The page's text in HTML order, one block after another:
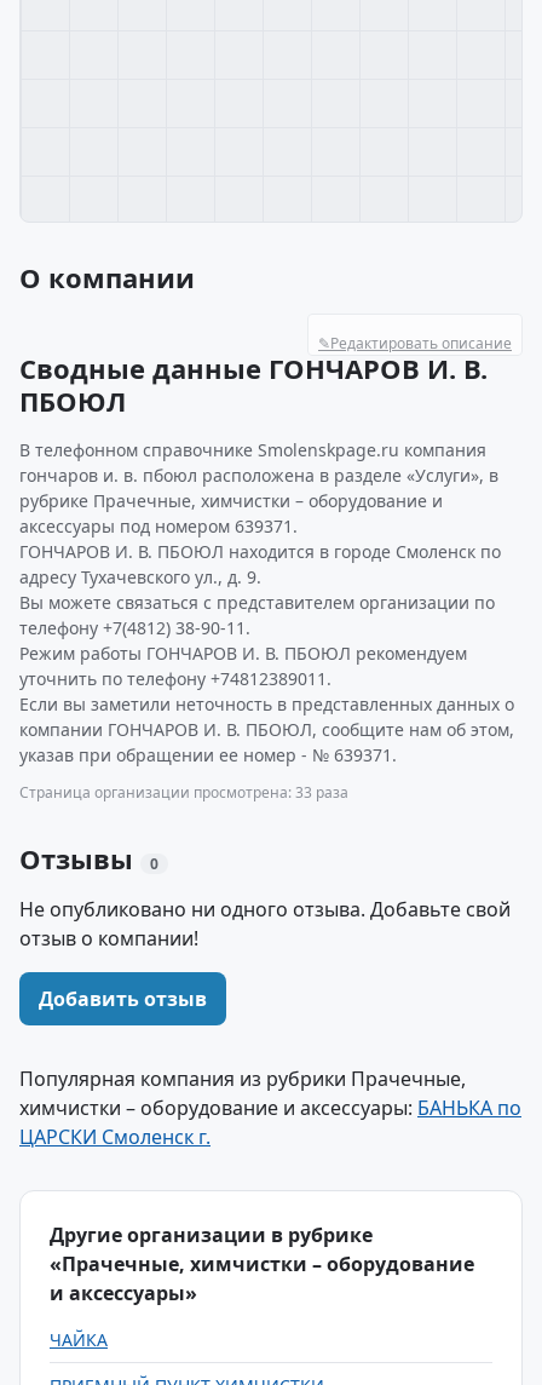
О компании
✎Редактировать описание
Сводные данные ГОНЧАРОВ И. В.
ПБОЮЛ
В телефонном справочнике Smolenskpage.ru компания
гончаров и. в. пбоюл расположена в разделе «Услуги», в
рубрике Прачечные, химчистки – оборудование и
аксессуары под номером 639371.
ГОНЧАРОВ И. В. ПБОЮЛ находится в городе Смоленск по
адресу Тухачевского ул., д. 9.
Вы можете связаться с представителем организации по
телефону +7(4812) 38-90-11.
Режим работы ГОНЧАРОВ И. В. ПБОЮЛ рекомендуем
уточнить по телефону +74812389011.
Если вы заметили неточность в представленных данных о
компании ГОНЧАРОВ И. В. ПБОЮЛ, сообщите нам об этом,
указав при обращении ее номер - № 639371.
Страница организации просмотрена: 33 раза
Отзывы 0
Не опубликовано ни одного отзыва. Добавьте свой
отзыв о компании!
Добавить отзыв
Популярная компания из рубрики Прачечные,
химчистки – оборудование и аксессуары: БАНЬКА по
ЦАРСКИ Смоленск г.
Другие организации в рубрике
«Прачечные, химчистки – оборудование
и аксессуары»
ЧАЙКА